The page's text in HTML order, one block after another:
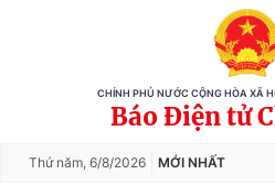
CHÍNH PHỦ NƯỚC CỘNG HÒA XÃ
Báo Điện tử
Thứ năm, 6/8/2026 MỚI NHẤT